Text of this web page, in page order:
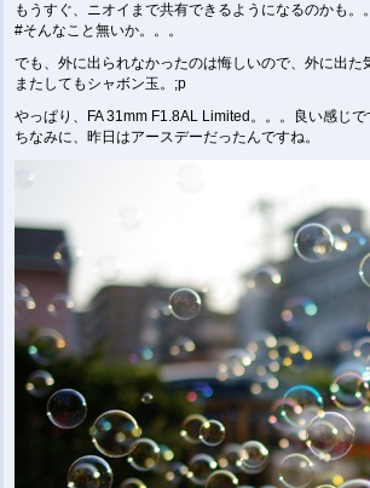
もうすぐ、ニオイまで共有できるようになるのかも。
#そんなこと無いか。。。
でも、外に出られなかったのは悔しいので、外に出た
またしてもシャボン玉。;p
やっぱり、FA 31mm F1.8AL Limited。。。良い感じ
ちなみに、昨日はアースデーだったんですね。